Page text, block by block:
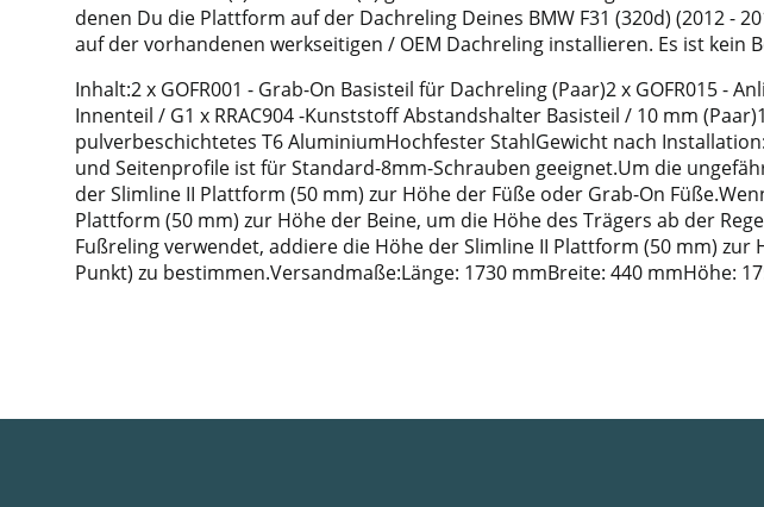
denen Du die Plattform auf der Dachreling Deines BMW F31 (320d) (2012 -
auf der vorhandenen werkseitigen / OEM Dachreling installieren. Es ist kein
Inhalt:2 x GOFR001 - Grab-On Basisteil für Dachreling (Paar)2 x GOFR015 -
Innenteil / G1 x RRAC904 -Kunststoff Abstandshalter Basisteil / 10 mm
pulverbeschichtetes T6 AluminiumHochfester StahlGewicht nach
und Seitenprofile ist für Standard-8mm-Schrauben geeignet.Um die
der Slimline II Plattform (50 mm) zur Höhe der Füße oder Grab-On
Plattform (50 mm) zur Höhe der Beine, um die Höhe des Trägers ab der
Fußreling verwendet, addiere die Höhe der Slimline II Plattform (50 mm)
Punkt) zu bestimmen.Versandmaße:Länge: 1730 mmBreite: 440 mmHöhe: